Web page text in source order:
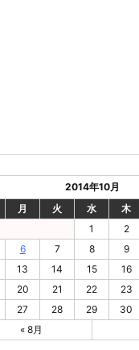
2014年10月
月 火 水 木
1
2
6 7 8 9
13 14 15 16
20 21 22 23
27 28 29 30
« 8月